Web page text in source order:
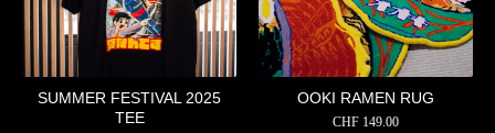
SUMMER FESTIVAL 2025
TEE
OOKI RAMEN RUG
CHF 149.00